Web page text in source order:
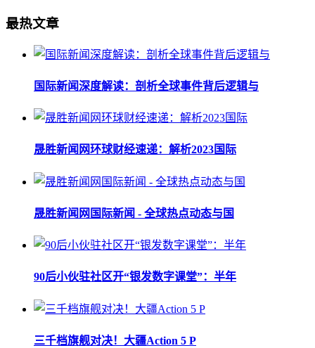
最热文章
国际新闻深度解读：剖析全球事件背后逻辑与
晟胜新闻网环球财经速递：解析2023国际
晟胜新闻网国际新闻 - 全球热点动态与国
90后小伙驻社区开“银发数字课堂”：半年
三千档旗舰对决！大疆Action 5 P